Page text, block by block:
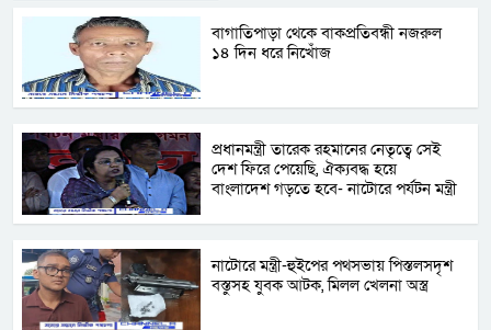
বাগাতিপাড়া থেকে বাকপ্রতিবন্ধী নজরুল
১৪ দিন ধরে নিখোঁজ
প্রধানমন্ত্রী তারেক রহমানের নেতৃত্বে সেই
দেশ ফিরে পেয়েছি, ঐক্যবদ্ধ হয়ে
বাংলাদেশ গড়তে হবে- নাটোরে পর্যটন মন্ত্রী
নাটোরে মন্ত্রী-হুইপের পথসভায় পিস্তলসদৃশ
বস্তুসহ যুবক আটক, মিলল খেলনা অস্ত্র